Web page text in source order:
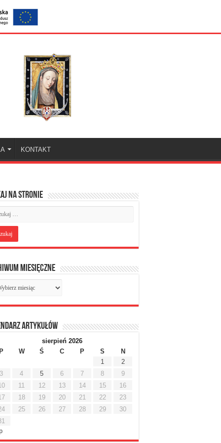
KONTAKT
na stronie
miesięczne
artykułów
sierpień 2026
P
W Ś C P S
N
1
2
3
4 5 6 7 8
9
11 12 13 14 15
16
18 19 20 21 22
23
25 26 27 28 29
30